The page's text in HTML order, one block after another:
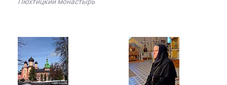
Пюхтицкий монастырь